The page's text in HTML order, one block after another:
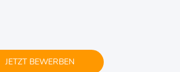
JETZT BEWERBEN